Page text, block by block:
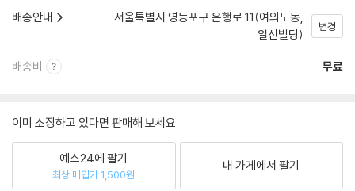
배송안내
서울특별시 영등포구 은행로 11(여의도동,
일신빌딩)
변경
배송비 무료
이미 소장하고 있다면 판매해 보세요.
예스24에 팔기
최상 매입가 1,500원
내 가게에서 팔기